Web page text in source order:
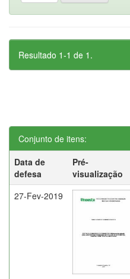
Resultado 1-1 de 1.
Conjunto de itens:
Data de
defesa
Pré-
visualização
27-Fev-2019